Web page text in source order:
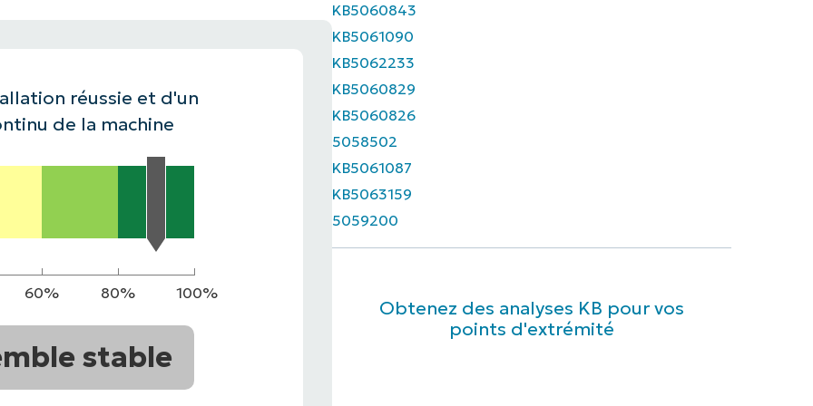
réussie et d'un
de la machine
60% 80% 100%
stable
KB5060843
KB5061090
KB5062233
KB5060829
KB5060826
5058502
KB5061087
KB5063159
5059200
Obtenez des analyses KB pour vos
points d'extrémité